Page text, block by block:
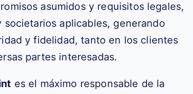
asumidos y requisitos legales,
societarios aplicables, generando
y fidelidad, tanto en los clientes
partes interesadas.
es el máximo responsable de la